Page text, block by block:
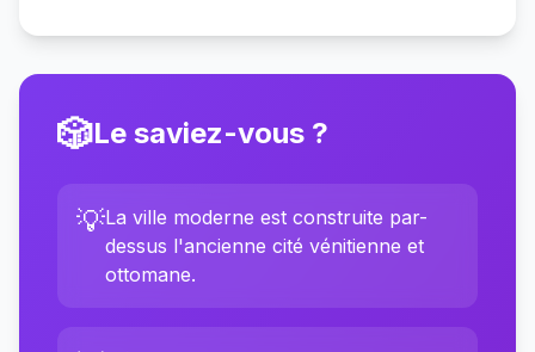
🎲Le saviez-vous ?
💡La ville moderne est construite par-
dessus l'ancienne cité vénitienne et
ottomane.